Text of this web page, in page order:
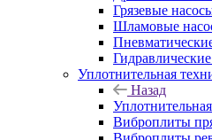
Грязевые
Шламовые
Уплотнительная
Назад
Виброплиты